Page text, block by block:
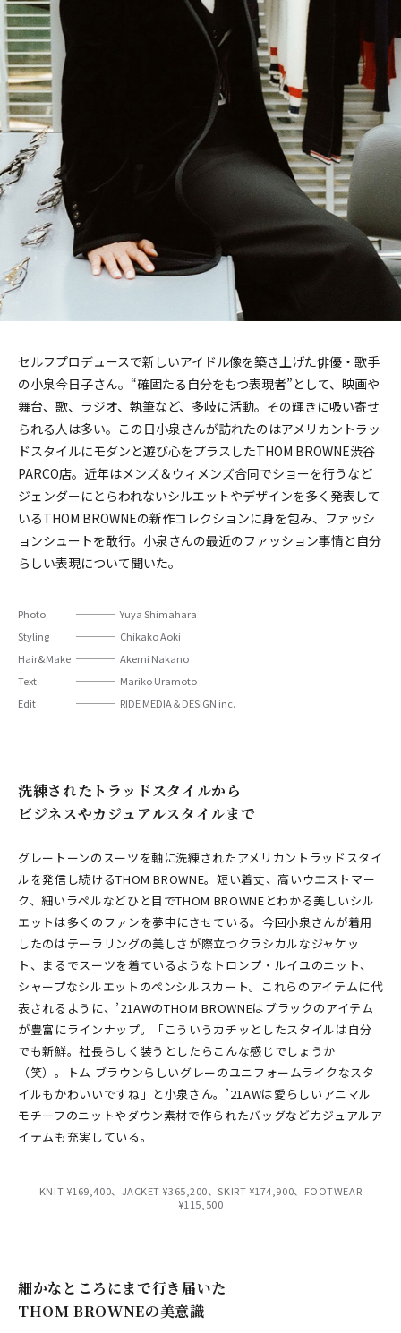
セルフプロデュースで新しいアイドル像を築き上げた俳優・歌手
の小泉今日子さん。“確固たる自分をもつ表現者”として、映画や
舞台、歌、ラジオ、執筆など、多岐に活動。その輝きに吸い寄せ
られる人は多い。この日小泉さんが訪れたのはアメリカントラッ
ドスタイルにモダンと遊び心をプラスしたTHOM BROWNE渋谷
PARCO店。近年はメンズ＆ウィメンズ合同でショーを行うなど
ジェンダーにとらわれないシルエットやデザインを多く発表して
いるTHOM BROWNEの新作コレクションに身を包み、ファッシ
ョンシュートを敢行。小泉さんの最近のファッション事情と自分
らしい表現について聞いた。
Photo
Yuya Shimahara
Styling
Chikako Aoki
Hair&Make
Akemi Nakano
Text
Mariko Uramoto
Edit
RIDE MEDIA＆DESIGN inc.
洗練されたトラッドスタイルから
ビジネスやカジュアルスタイルまで
グレートーンのスーツを軸に洗練されたアメリカントラッドスタイ
ルを発信し続けるTHOM BROWNE。短い着丈、高いウエストマー
ク、細いラペルなどひと目でTHOM BROWNEとわかる美しいシル
エットは多くのファンを夢中にさせている。今回小泉さんが着用
したのはテーラリングの美しさが際立つクラシカルなジャケッ
ト、まるでスーツを着ているようなトロンプ・ルイユのニット、
シャープなシルエットのペンシルスカート。これらのアイテムに代
表されるように、’21AWのTHOM BROWNEはブラックのアイテム
が豊富にラインナップ。「こういうカチッとしたスタイルは自分
でも新鮮。社長らしく装うとしたらこんな感じでしょうか
（笑）。トム ブラウンらしいグレーのユニフォームライクなスタ
イルもかわいいですね」と小泉さん。’21AWは愛らしいアニマル
モチーフのニットやダウン素材で作られたバッグなどカジュアルア
イテムも充実している。
KNIT ¥169,400、JACKET ¥365,200、SKIRT ¥174,900、FOOTWEAR
¥115,500
細かなところにまで行き届いた
THOM BROWNEの美意識